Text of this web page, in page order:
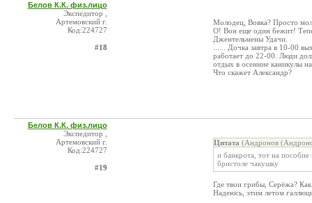
Белов К.К. физ.лицо
Экспедитор ,
Артемовский г.
Код:224727
#18
Молодец, Вовка? Просто
О! Вон еще один бежит!
Джентельмены Удачи.
...... Дочка завтра в 10-00
работает до 22-00. Люди
отдых в осенние каникулы
Что скажет Александр?
Белов К.К. физ.лицо
Экспедитор ,
Артемовский г.
Код:224727
#19
Цитата (Андронов
и банкрота, тот на
бристоле чакушку
Где твои грибы, Серёжа?
Надеюсь, этим летом